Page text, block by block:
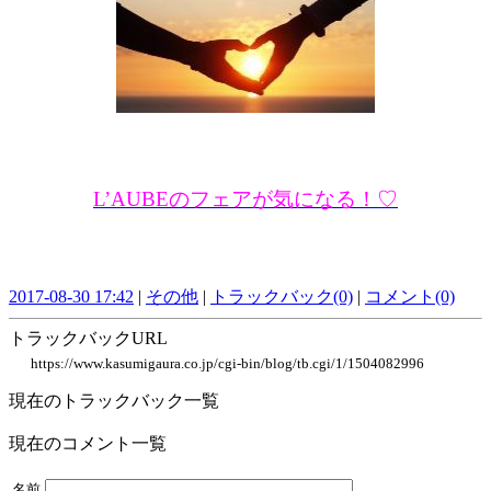
L’AUBEのフェアが気になる！♡
2017-08-30 17:42 | その他 | トラックバック(0) | コメント(0)
トラックバックURL
https://www.kasumigaura.co.jp/cgi-bin/blog/tb.cgi/1/1504082996
現在のトラックバック一覧
現在のコメント一覧